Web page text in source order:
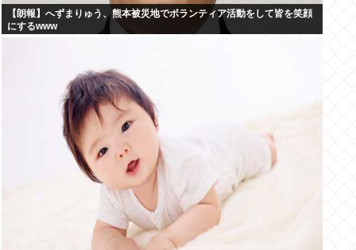
【朗報】へずまりゅう、熊本被災地でボランティア活動をして皆を笑顔
にするwww